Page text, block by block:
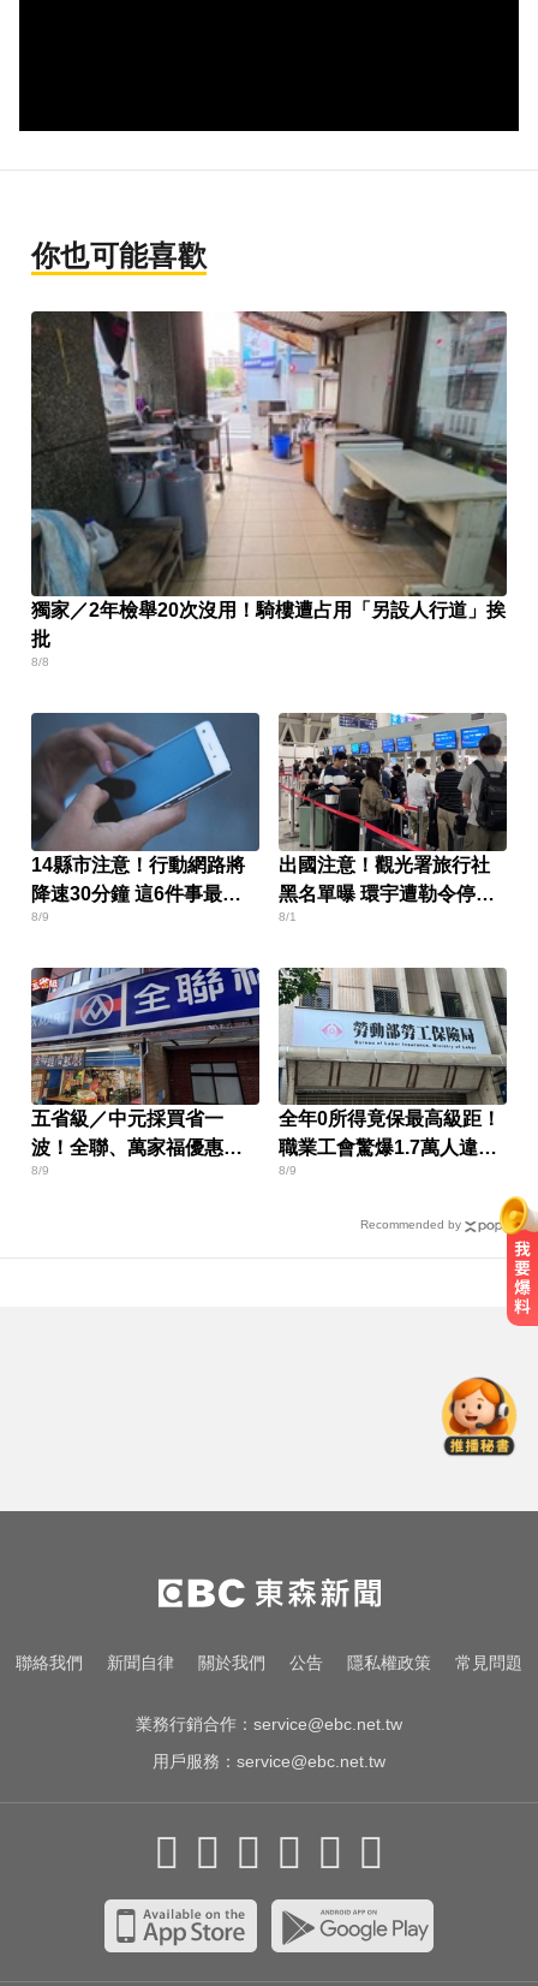
你也可能喜歡
獨家／2年檢舉20次沒用！騎樓遭占用「另設人行道」挨
批
8/8
14縣市注意！行動網路將
降速30分鐘 這6件事最好
提前做
8/9
出國注意！觀光署旅行社
黑名單曝 環宇遭勒令停
業、9家廢照
8/1
五省級／中元採買省一
波！全聯、萬家福優惠一
次看
8/9
全年0所得竟保最高級距！
職業工會驚爆1.7萬人違規
投保
8/9
Recommended by
赴菲「綁架撕票」千萬贖金救不回
MLB／大谷10局致勝安當救世主！
道奇險勝響尾蛇終止7連敗
6.4萬名股東注意！三商壽下市倒數
聯絡我們 新聞自律 關於我們 公告 隱私權政策 常見問題
業務行銷合作： service@ebc.net.tw
用戶服務： service@ebc.net.tw